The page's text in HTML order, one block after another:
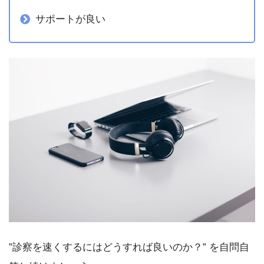
サポートが良い
”診察を速くするにはどうすれば良いのか？” を自問自